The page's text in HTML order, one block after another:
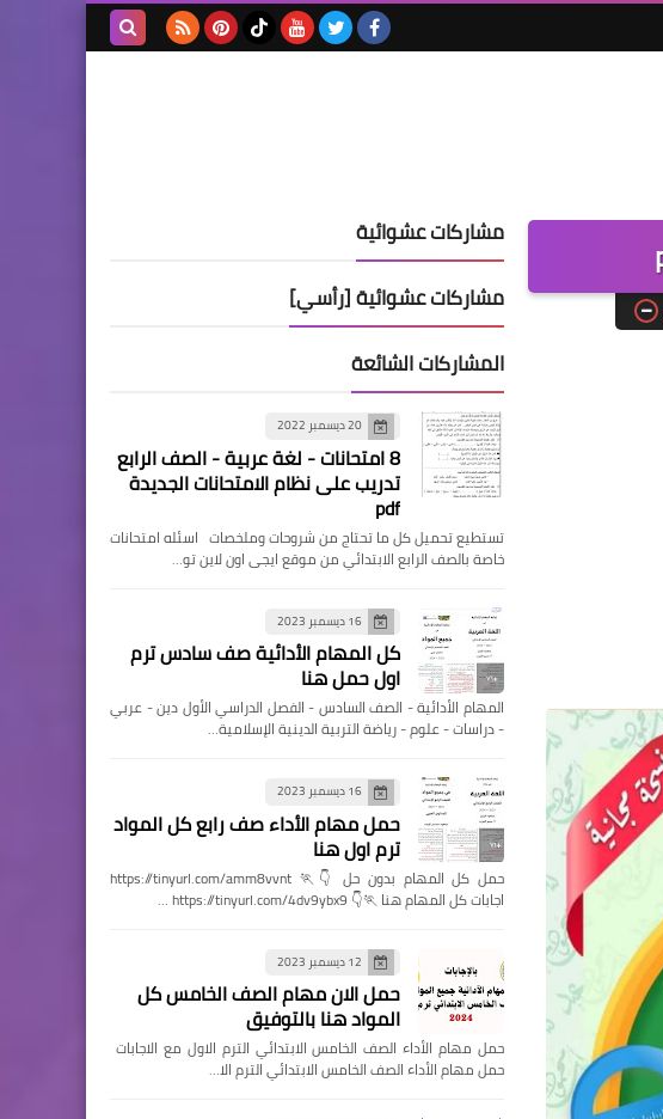
مشاركات عشوائية
مشاركات عشوائية [رأسي]
المشاركات الشائعة
20 ديسمبر 2022
8 امتحانات - لغة عربية - الصف الرابع
تدريب على نظام الامتحانات الجديدة
pdf
تستطيع تحميل كل ما تحتاج من شروحات وملخصات اسئله امتحانات
خاصة بالصف الرابع الابتدائي من موقع ايجى اون لاين تو…
16 ديسمبر 2023
كل المهام الأدائية صف سادس ترم
اول حمل هنا
المهام الأدائية - الصف السادس - الفصل الدراسي الأول دين - عربي
- دراسات - علوم - رياضة التربية الدينية الإسلامية…
16 ديسمبر 2023
حمل مهام الأداء صف رابع كل المواد
ترم اول هنا
حمل كل المهام بدون حل 👇🏃 https://tinyurl.com/amm8vvnt
اجابات كل المهام هنا 🏃👇 https://tinyurl.com/4dv9ybx9 …
12 ديسمبر 2023
حمل الان مهام الصف الخامس كل
المواد هنا بالتوفيق
حمل مهام الأداء الصف الخامس الابتدائي الترم الاول مع الاجابات
حمل مهام الأداء الصف الخامس الابتدائي الترم الا…